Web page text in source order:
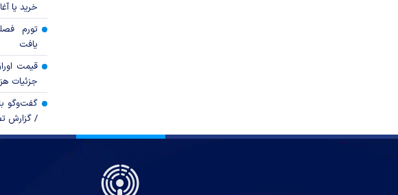
خرید یا
تورم
یافت
قیمت
جزئیات
گفت‌وگو
/ گزارش